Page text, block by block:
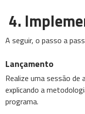
4.
A seguir, o passo a
Lançamento
Realize uma sessão de
explicando a
programa.